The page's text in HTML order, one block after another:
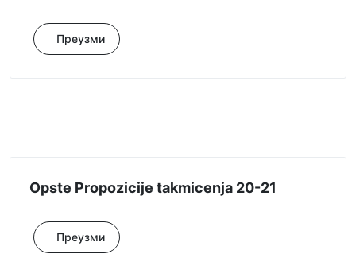
Преузми
Opste Propozicije takmicenja 20-21
Преузми